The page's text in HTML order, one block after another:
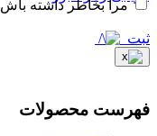
مرا بخاطر داشته باش
ثبت
فهرست محصولات